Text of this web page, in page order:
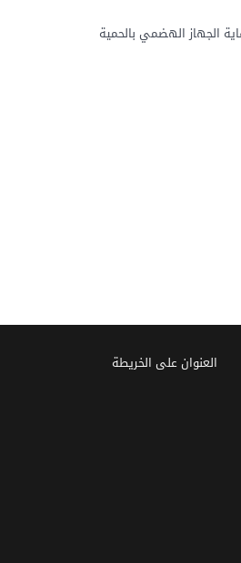
الجهاز الهضمي بالحمية
العنوان علی الخریطة